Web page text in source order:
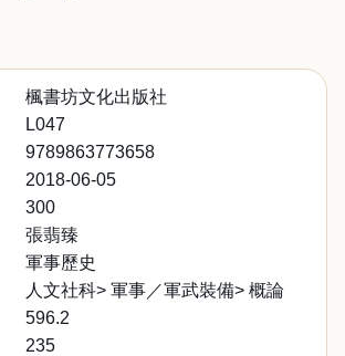
楓書坊文化出版社
L047
9789863773658
2018-06-05
300
張翡臻
軍事歷史
人文社科> 軍事／軍武裝備> 概論
596.2
235